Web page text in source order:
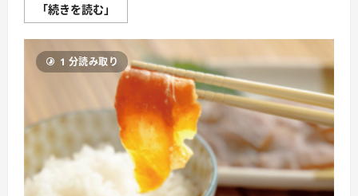
む
「続きを読む」
ス
ル・
ル・
ガ
ッ
ク
【徹
底
解
説】
評
判、
口
1 分読み取り